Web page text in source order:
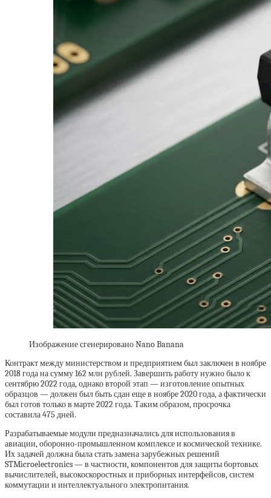
Изображение сгенерировано Nano Banana
Контракт между министерством и предприятием был заключен в ноябре
2018 года на сумму 162 млн рублей. Завершить работу нужно было к
сентябрю 2022 года, однако второй этап — изготовление опытных
образцов — должен был быть сдан еще в ноябре 2020 года, а фактически
был готов только в марте 2022 года. Таким образом, просрочка
составила 475 дней.
Разрабатываемые модули предназначались для использования в
авиации, оборонно-промышленном комплексе и космической технике.
Их задачей должна была стать замена зарубежных решений
STMicroelectronics — в частности, компонентов для защиты бортовых
вычислителей, высокоскоростных и приборных интерфейсов, систем
коммутации и интеллектуального электропитания.